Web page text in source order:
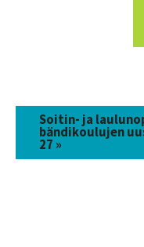
Soitin- ja
bändikoulujen
27 »